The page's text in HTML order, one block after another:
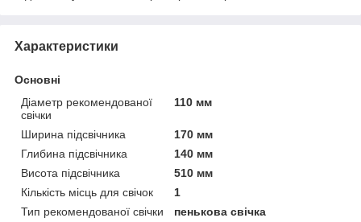
Характеристики
Основні
Діаметр рекомендованої
свічки
110 мм
Ширина підсвічника
170 мм
Глибина підсвічника
140 мм
Висота підсвічника
510 мм
Кількість місць для свічок
1
Тип рекомендованої свічки
пенькова свічка